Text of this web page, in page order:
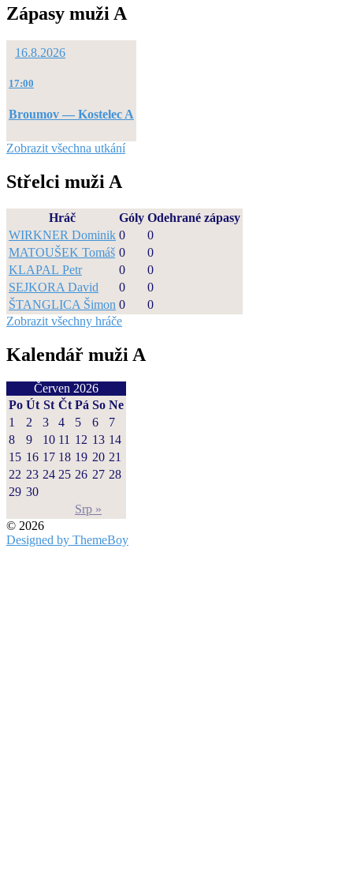
Zápasy muži A
16.8.2026
17:00
Broumov — Kostelec A
Zobrazit všechna utkání
Střelci muži A
Hráč Góly Odehrané zápasy
WIRKNER Dominik 0
0
MATOUŠEK Tomáš 0
0
KLAPAL Petr
0
0
SEJKORA David
0
0
ŠTANGLICA Šimon 0
0
Zobrazit všechny hráče
Kalendář muži A
Červen 2026
Po Út St Čt Pá So Ne
Srp »
1 2 3 4 5 6
7
8
9 10 11 12 13 14
15 16 17 18 19 20 21
22 23 24 25 26 27 28
29 30
© 2026
Designed by ThemeBoy